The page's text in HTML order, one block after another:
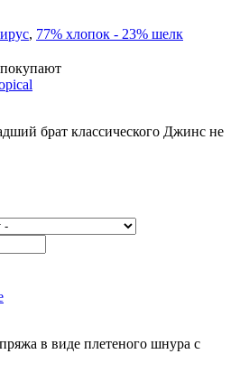
, 77% хлопок - 23% шелк
брат классического Джинс не
в виде плетеного шнура с